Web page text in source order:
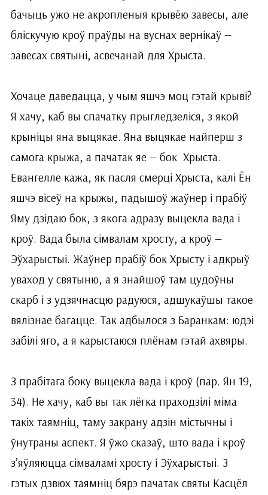
бачыць ужо не акропленыя крывёю завесы, але
бліскучую кроў праўды на вуснах вернікаў —
завесах святыні, асвечанай для Хрыста.
Хочаце даведацца, у чым яшчэ моц гэтай крыві?
Я хачу, каб вы спачатку прыгледзеліся, з якой
крыніцы яна выцякае. Яна выцякае найперш з
самога крыжа, а пачатак яе — бок Хрыста.
Евангелле кажа, як пасля смерці Хрыста, калі Ён
яшчэ вісеў на крыжы, падышоў жаўнер і прабіў
Яму дзідаю бок, з якога адразу выцекла вада і
кроў. Вада была сімвалам хросту, а кроў —
Эўхарыстыі. Жаўнер прабіў бок Хрысту і адкрыў
уваход у святыню, а я знайшоў там цудоўны
скарб і з удзячнасцю радуюся, адшукаўшы такое
вялізнае багацце. Так адбылося з Баранкам: юдэі
забілі яго, а я карыстаюся плёнам гэтай ахвяры.
З прабітага боку выцекла вада і кроў (пар. Ян 19,
34). Не хачу, каб вы так лёгка праходзілі міма
такіх таямніц, таму закрану адзін містычны і
ўнутраны аспект. Я ўжо сказаў, што вада і кроў
з’яўляюцца сімваламі хросту і Эўхарыстыі. З
гэтых дзвюх таямніц бярэ пачатак святы Касцёл